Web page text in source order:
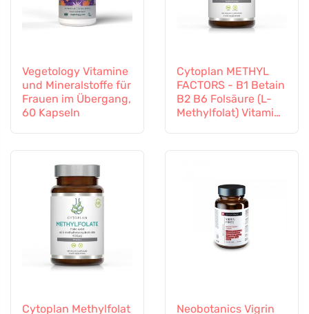
Vegetology Vitamine
und Mineralstoffe für
Frauen im Übergang,
60 Kapseln
Cytoplan METHYL
FACTORS - B1 Betain
B2 B6 Folsäure (L-
Methylfolat) Vitamin
Cytoplan Methylfolat
Neobotanics Vigrin